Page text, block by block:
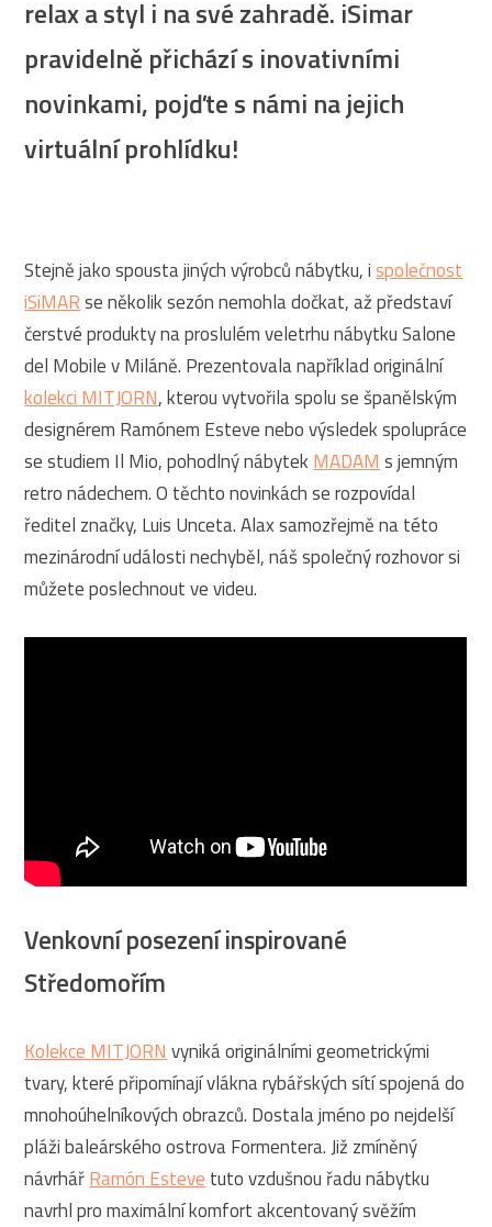
relax a styl i na své zahradě. iSimar
pravidelně přichází s inovativními
novinkami, pojďte s námi na jejich
virtuální prohlídku!
Stejně jako spousta jiných výrobců nábytku, ispolečnost
iSiMARse několik sezón nemohla dočkat, až představí
čerstvé produkty na proslulém veletrhu nábytku Salone
del Mobile v Miláně. Prezentovala například originální
kolekci MITJORN, kterou vytvořila spolu se španělským
designérem Ramónem Esteve nebo výsledek spolupráce
se studiem Il Mio, pohodlný nábytekMADAMs jemným
retro nádechem. O těchto novinkách se rozpovídal
ředitel značky, Luis Unceta. Alax samozřejmě na této
mezinárodní události nechyběl, náš společný rozhovor si
můžete poslechnout ve videu.
Venkovní posezení inspirované
Středomořím
Kolekce MITJORNvyniká originálními geometrickými
tvary, které připomínají vlákna rybářských sítí spojená do
mnohoúhelníkových obrazců. Dostala jméno po nejdelší
pláži baleárského ostrova Formentera. Již zmíněný
návrhářRamón Estevetuto vzdušnou řadu nábytku
navrhl pro maximální komfort akcentovaný svěžím